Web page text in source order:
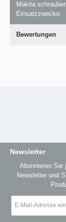
Makita
Einsatzzwecke.
Bewertungen
Newsletter
Abonnieren Sie
Newsletter und
Mail-